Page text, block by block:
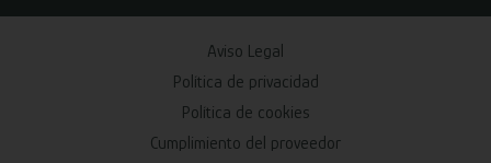
Aviso Legal
Política de privacidad
Política de cookies
Cumplimiento del proveedor